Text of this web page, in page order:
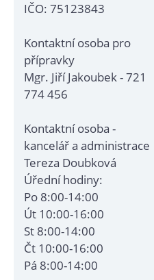
IČO: 75123843
Kontaktní osoba pro
přípravky
Mgr. Jiří Jakoubek - 721
774 456
Kontaktní osoba -
kancelář a administrace
Tereza Doubková
Úřední hodiny:
Po 8:00-14:00
Út 10:00-16:00
St 8:00-14:00
Čt 10:00-16:00
Pá 8:00-14:00